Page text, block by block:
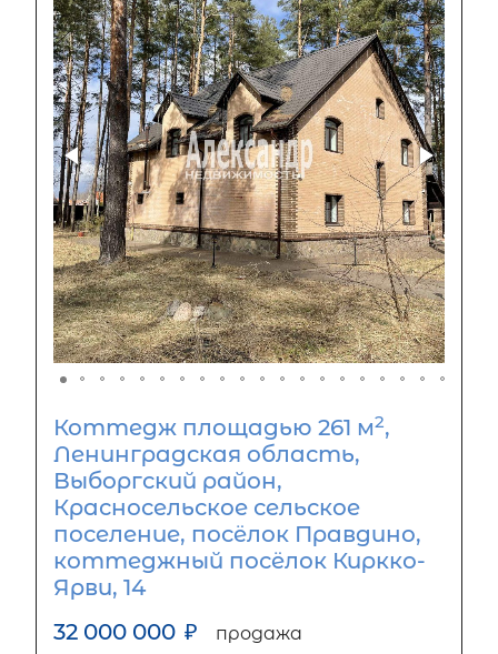
Коттедж площадью 261 м2,
Ленинградская область,
Выборгский район,
Красносельское сельское
поселение, посёлок Правдино,
коттеджный посёлок Киркко-
Ярви, 14
32 000 000 ₽ продажа